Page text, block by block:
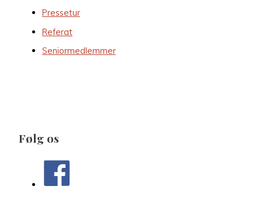
Pressetur
Referat
Seniormedlemmer
Følg os